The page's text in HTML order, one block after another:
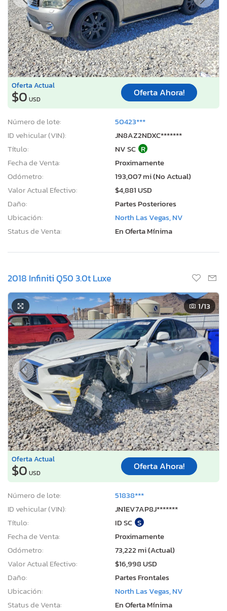
Oferta Actual
$0 USD
Oferta Ahora!
Número de lote:
50423***
ID vehicular (VIN):
JN8AZ2NDXC*******
Título:
NV SC R
Fecha de Venta:
Proximamente
Odómetro:
193,007 mi (No Actual)
Valor Actual Efectivo:
$4,881 USD
Daño:
Partes Posteriores
Ubicación:
North Las Vegas, NV
Status de Venta:
En Oferta Mínima
2018 Infiniti Q50 3.0t Luxe
1/13
Oferta Actual
$0 USD
Oferta Ahora!
Número de lote:
51838***
ID vehicular (VIN):
JN1EV7AP8J*******
Título:
ID SC S
Fecha de Venta:
Proximamente
Odómetro:
73,222 mi (Actual)
Valor Actual Efectivo:
$16,998 USD
Daño:
Partes Frontales
Ubicación:
North Las Vegas, NV
Status de Venta:
En Oferta Mínima